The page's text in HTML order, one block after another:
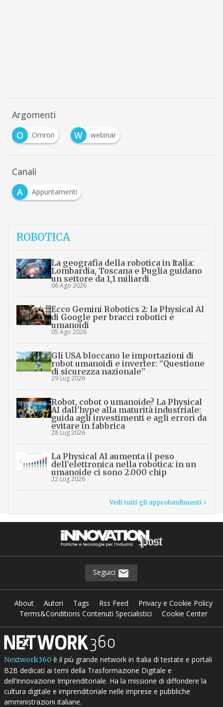
Argomenti
O
Omron W webinar
Canali
A
Appuntamenti
ROBOTICA
La geografia della robotica in Italia:
Lombardia, Toscana e Puglia guidano
un settore da 1,1 miliardi
06 Ago 2026
Ecco Gemini Robotics 2: la Physical AI
di Google per bracci robotici e
umanoidi
05 Ago 2026
Gli USA bloccano le importazioni di
robot umanoidi e inverter: “Questione
di sicurezza nazionale”
29 Lug 2026
Robot, cobot o umanoide? La Physical
AI dall’hype alla maturità industriale:
guida agli investimenti e agli errori da
evitare in fabbrica
28 Lug 2026
La Physical AI aumenta il peso
dell’elettronica nella robotica: in un
umanoide ci sono 2.000 chip
22 Lug 2026
Vedi tutti gli approfondimenti >
Seguici
About Autori Tags Rss Feed
Privacy e Cookie Policy
Terms&Conditions Contenuti Specialistici
Cookie Center
Nextwork360è il più grande network in Italia di testate e portali
B2B dedicati ai temi della Trasformazione Digitale e
dell’Innovazione Imprenditoriale. Ha la missione di diffondere la
cultura digitale e imprenditoriale nelle imprese e pubbliche
amministrazioni italiane.